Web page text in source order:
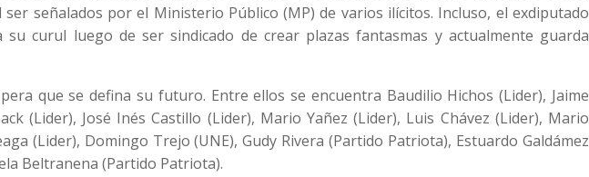
señalados por el Ministerio Público (MP) de varios ilícitos. Incluso, el exdiputado
su curul luego de ser sindicado de crear plazas fantasmas y actualmente guarda
que se defina su futuro. Entre ellos se encuentra Baudilio Hichos (Lider), Jaime
(Lider), José Inés Castillo (Lider), Mario Yañez (Lider), Luis Chávez (Lider), Mario
(Lider), Domingo Trejo (UNE), Gudy Rivera (Partido Patriota), Estuardo Galdámez
Beltranena (Partido Patriota).